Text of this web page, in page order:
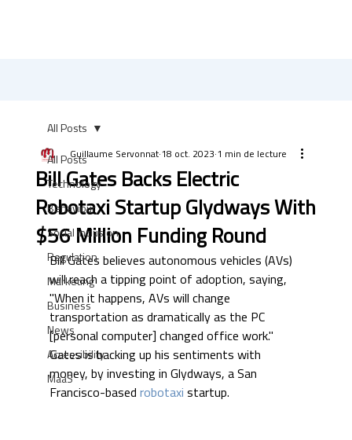
All Posts
Technology
Behaviour
Social inclusion
Regulation
Marketing
Business
News
Accessibility
MaaS
All Posts
Bill Gates Backs Electric
Robotaxi Startup Glydways With
$56 Million Funding Round
Guillaume Servonnat 18 oct. 2023 1 min de lecture
Bill Gates believes autonomous vehicles (AVs)
will reach a tipping point of adoption, saying,
"When it happens, AVs will change
transportation as dramatically as the PC
[personal computer] changed office work."
Gates is backing up his sentiments with
money, by investing in Glydways, a San
Francisco-based robotaxi startup.